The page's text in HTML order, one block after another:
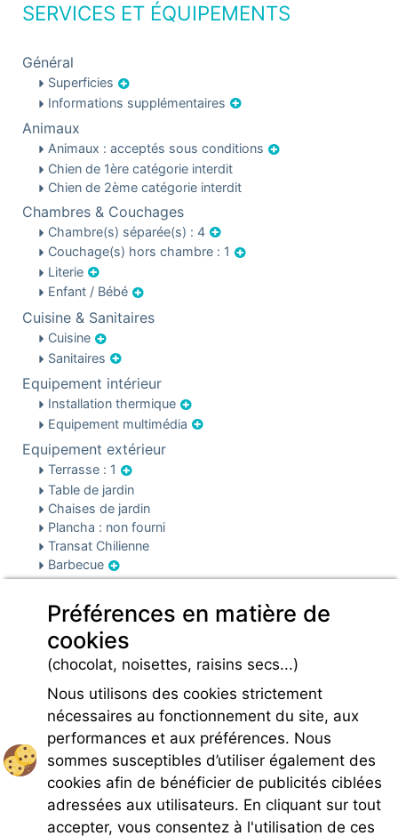
SERVICES ET ÉQUIPEMENTS
Général
Superficies
Informations supplémentaires
Animaux
Animaux : acceptés sous conditions
Chien de 1ère catégorie interdit
Chien de 2ème catégorie interdit
Chambres & Couchages
Chambre(s) séparée(s) : 4
Couchage(s) hors chambre : 1
Literie
Enfant / Bébé
Cuisine & Sanitaires
Cuisine
Sanitaires
Equipement intérieur
Installation thermique
Equipement multimédia
Equipement extérieur
Terrasse : 1
Table de jardin
Chaises de jardin
Plancha : non fourni
Transat Chilienne
Barbecue
Sécurité
Parking
Infos pré et post réservation
Caution locative
Rejoignez-nous
Préférences en matière de
cookies
(chocolat, noisettes, raisins secs...)
Nous utilisons des cookies strictement
nécessaires au fonctionnement du site, aux
performances et aux préférences. Nous
sommes susceptibles d’utiliser également des
cookies afin de bénéficier de publicités ciblées
adressées aux utilisateurs. En cliquant sur tout
accepter, vous consentez à l'utilisation de ces